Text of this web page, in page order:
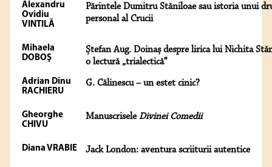
Alexandru
Ovidiu
VINTILĂ
Părintele Dumitru Stăniloae sau istoria unui
personal al Crucii
Mihaela
DOBOŞ
Ștefan Aug. Doinaș despre lirica lui Nichita
o lectură „trialectică”
Adrian Dinu
RACHIERU
G. Călinescu – un estet cinic?
Gheorghe
CHIVU
ManuscriseleDivinei Comedii
Diana VRABIE Jack London: aventura scriiturii autentice